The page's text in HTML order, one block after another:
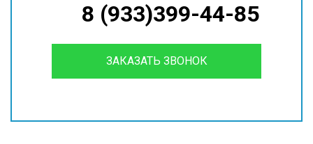
8 (933)399-44-85
ЗАКАЗАТЬ ЗВОНОК